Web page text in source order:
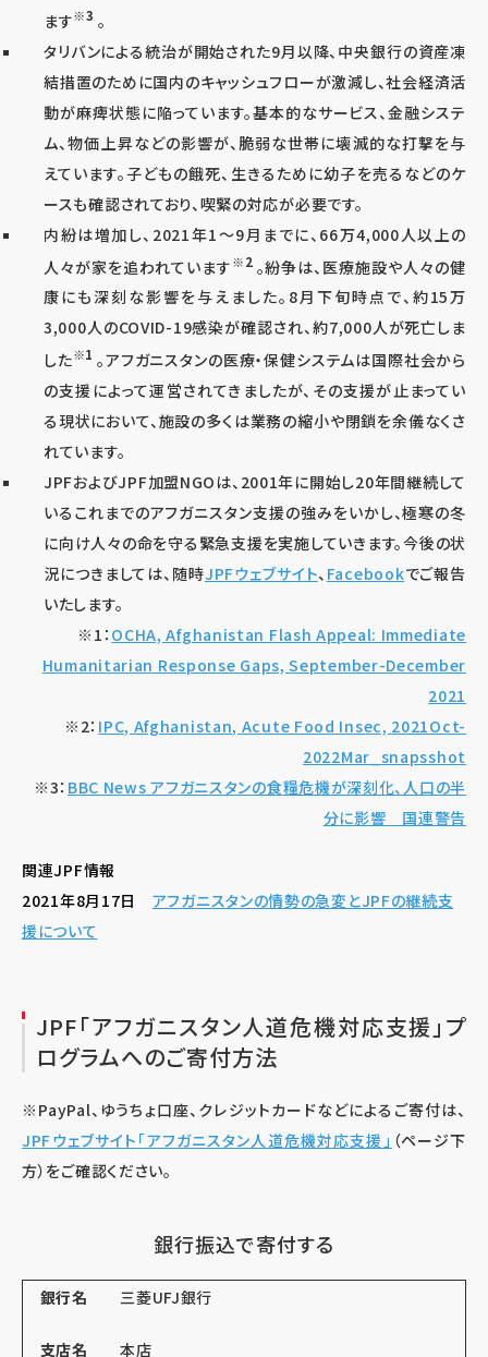
ます※3 。
タリバンによる統治が開始された9月以降、中央銀行の資産凍
結措置のために国内のキャッシュフローが激減し、社会経済活
動が麻痺状態に陥っています。基本的なサービス、金融システ
ム、物価上昇などの影響が、脆弱な世帯に壊滅的な打撃を与
えています。子どもの餓死、生きるために幼子を売るなどのケ
ースも確認されており、喫緊の対応が必要です。
内紛は増加し、2021年1～9月までに、66万4,000人以上の
人々が家を追われています※2 。紛争は、医療施設や人々の健
康にも深刻な影響を与えました。8月下旬時点で、約15万
3,000人のCOVID-19感染が確認され、約7,000人が死亡しま
した※1 。アフガニスタンの医療・保健システムは国際社会から
の支援によって運営されてきましたが、その支援が止まってい
る現状において、施設の多くは業務の縮小や閉鎖を余儀なくさ
れています。
JPFおよびJPF加盟NGOは、2001年に開始し20年間継続して
いるこれまでのアフガニスタン支援の強みをいかし、極寒の冬
に向け人々の命を守る緊急支援を実施していきます。今後の状
況につきましては、随時JPFウェブサイト、 Facebookでご報告
いたします。
※1： OCHA, Afghanistan Flash Appeal: Immediate
Humanitarian Response Gaps, September-December
2021
※2： IPC, Afghanistan, Acute Food Insec, 2021Oct-
2022Mar_snapsshot
※3： BBC News アフガニスタンの食糧危機が深刻化、人口の半
分に影響 国連警告
関連JPF情報
2021年8月17日 アフガニスタンの情勢の急変とJPFの継続支
援について
JPF「アフガニスタン人道危機対応支援」プ
ログラムへのご寄付方法
※PayPal、ゆうちょ口座、クレジットカードなどによるご寄付は、
JPFウェブサイト「アフガニスタン人道危機対応支援」 （ページ下
方）をご確認ください。
銀行振込で寄付する
銀行名 三菱UFJ銀行
支店名 本店